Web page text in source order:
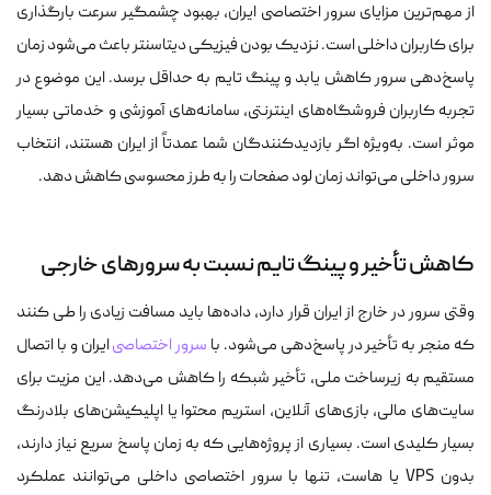
از مهم‌ترین مزایای سرور اختصاصی ایران، بهبود چشمگیر سرعت بارگذاری
برای کاربران داخلی است. نزدیک بودن فیزیکی دیتاسنتر باعث می‌شود زمان
پاسخ‌دهی سرور کاهش یابد و پینگ تایم به حداقل برسد. این موضوع در
تجربه کاربران فروشگاه‌های اینترنتی، سامانه‌های آموزشی و خدماتی بسیار
موثر است. به‌ویژه اگر بازدیدکنندگان شما عمدتاً از ایران هستند، انتخاب
سرور داخلی می‌تواند زمان لود صفحات را به طرز محسوسی کاهش دهد.
کاهش تأخیر و پینگ تایم نسبت به سرورهای خارجی
وقتی سرور در خارج از ایران قرار دارد، داده‌ها باید مسافت زیادی را طی کنند
که منجر به تأخیر در پاسخ‌دهی می‌شود. با سرور اختصاصیایران و با اتصال
مستقیم به زیرساخت ملی، تأخیر شبکه را کاهش می‌دهد. این مزیت برای
سایت‌های مالی، بازی‌های آنلاین، استریم محتوا یا اپلیکیشن‌های بلادرنگ
بسیار کلیدی است. بسیاری از پروژه‌هایی که به زمان پاسخ سریع نیاز دارند،
بدون VPS یا هاست، تنها با سرور اختصاصی داخلی می‌توانند عملکرد